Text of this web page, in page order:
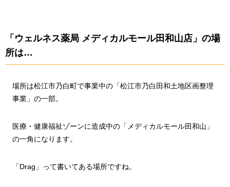
「ウェルネス薬局 メディカルモール田和山店」の場
所は…
場所は松江市乃白町で事業中の「松江市乃白田和土地区画整理
事業」の一部。
医療・健康福祉ゾーンに造成中の「メディカルモール田和山」
の一角になります。
「Drag」って書いてある場所ですね。